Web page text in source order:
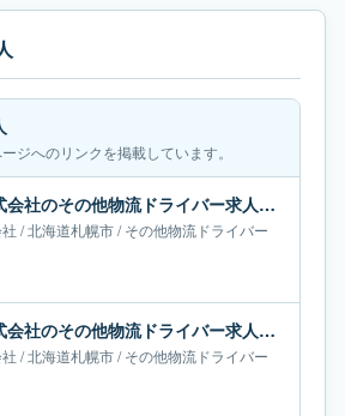
ジへのリンクを掲載しています。
札幌エムケイ株式会社のその他物流ドライバー求人｜北海道札幌市｜月給67万-69万円
/北海道札幌市/その他物流ドライバー
札幌エムケイ株式会社のその他物流ドライバー求人｜北海道札幌市｜月給65万-68万円
/北海道札幌市/その他物流ドライバー